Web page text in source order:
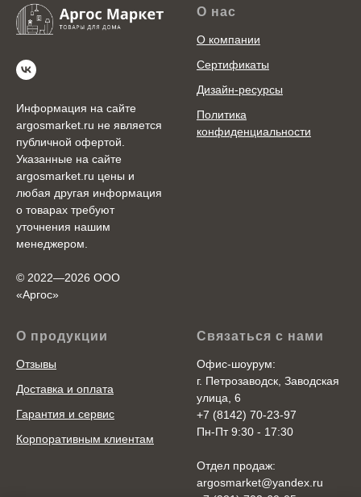
Информация на сайте
argosmarket.ru не является
публичной офертой.
Указанные на сайте
argosmarket.ru цены и
любая другая информация
о товарах требуют
уточнения нашим
менеджером.
© 2022—2026 ООО
«Аргоc»
О нас
О компании
Сертификаты
Дизайн-ресурсы
Политика
конфиденциальности
О продукции
Отзывы
Доставка и оплата
Гарантия и сервис
Корпоративным клиентам
Связаться с нами
Офис-шоурум:
г. Петрозаводск, Заводская
улица, 6
+7 (8142) 70-23-97
Пн-Пт 9:30 - 17:30
Отдел продаж:
argosmarket@yandex.ru